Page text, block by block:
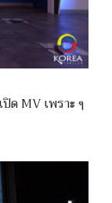
ด MV เพราะ ๆ